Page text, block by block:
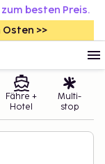
besten Preis.
>>
Fähre +
Hotel
Multi-
stop